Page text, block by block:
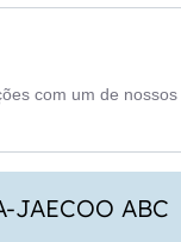
com um de
JAECOO ABC